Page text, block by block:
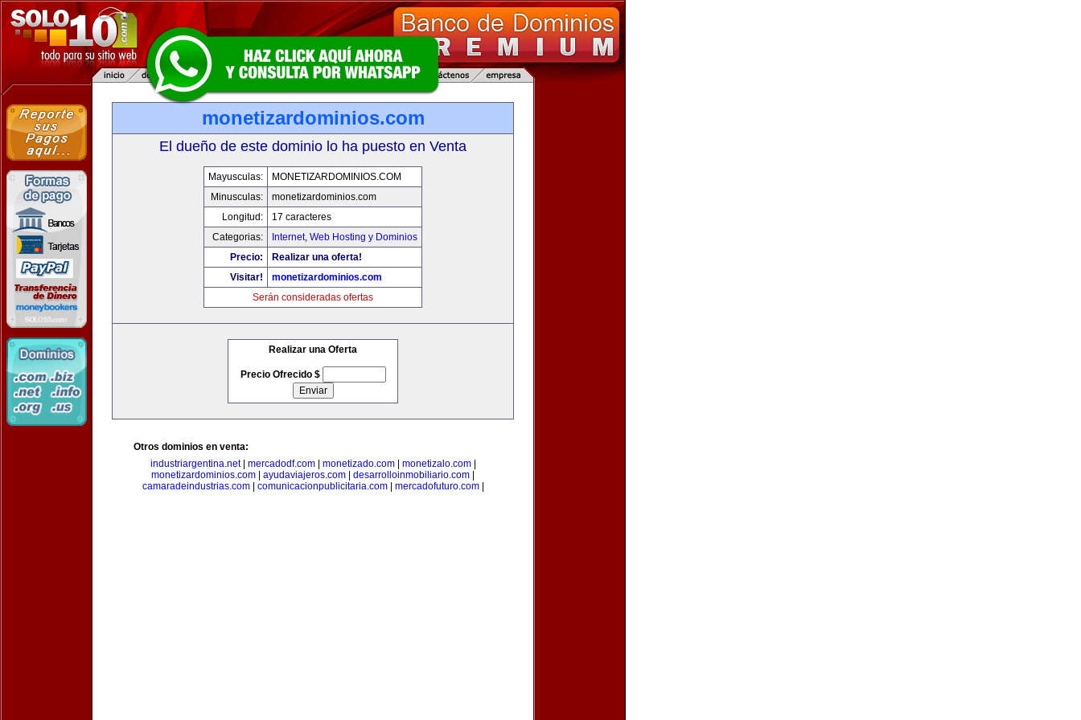
monetizardominios.com
El dueño de este dominio lo ha puesto en Venta
Mayusculas:
MONETIZARDOMINIOS.COM
Minusculas:
monetizardominios.com
Longitud:
17 caracteres
Categorias:
Internet, Web Hosting y Dominios
Precio:
Realizar una oferta!
Visitar!
monetizardominios.com
Serán consideradas ofertas
Realizar una Oferta
Precio Ofrecido $
Otros dominios en venta:
industriargentina.net| mercadodf.com| monetizado.com| monetizalo.com|
monetizardominios.com
ayudaviajeros.com desarrolloinmobiliario.com
camaradeindustrias.com| comunicacionpublicitaria.com| mercadofuturo.com|